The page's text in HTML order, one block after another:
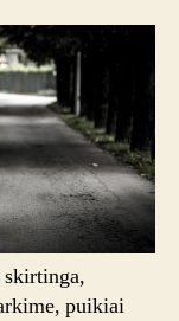
skirtinga,
puikiai